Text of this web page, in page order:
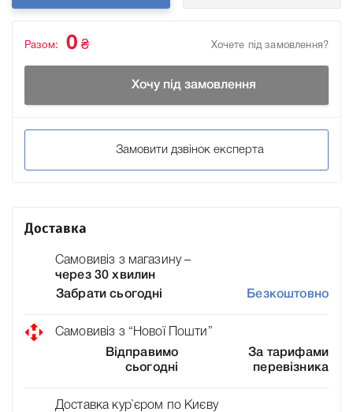
Хочете під замовлення?
Разом: 0 ₴
Хочу під замовлення
Замовити дзвінок експерта
Доставка
Самовивіз з магазину –
через 30 хвилин
Забрати сьогодні
Безкоштовно
Самовивіз з “Нової Пошти”
Відправимо
сьогодні
За тарифами
перевізника
Доставка кур`єром по Києву